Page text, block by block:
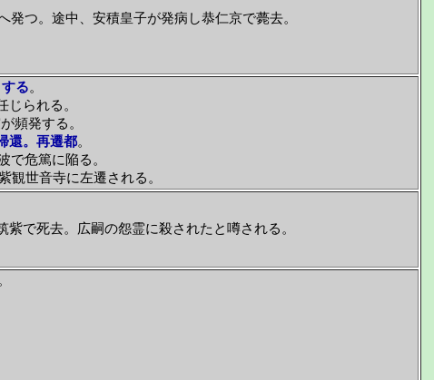
発つ。途中、安積皇子が発病し恭仁京で薨去。
る。
じられる。
頻発する。
還。再遷都。
で危篤に陥る。
紫観世音寺に左遷される。
筑紫で死去。広嗣の怨霊に殺されたと噂される。